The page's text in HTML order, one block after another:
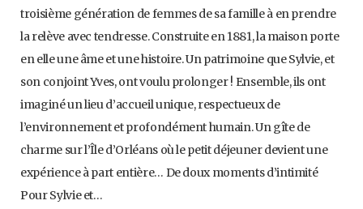
troisième génération de femmes de sa famille à en prendre
la relève avec tendresse. Construite en 1881, la maison porte
en elle une âme et une histoire. Un patrimoine que Sylvie, et
son conjoint Yves, ont voulu prolonger ! Ensemble, ils ont
imaginé un lieu d’accueil unique, respectueux de
l’environnement et profondément humain. Un gîte de
charme sur l’Île d’Orléans où le petit déjeuner devient une
expérience à part entière… De doux moments d’intimité
Pour Sylvie et…